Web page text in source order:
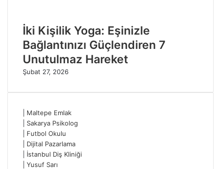
İki Kişilik Yoga: Eşinizle
Bağlantınızı Güçlendiren 7
Unutulmaz Hareket
Şubat 27, 2026
Maltepe Emlak
Sakarya Psikolog
Futbol Okulu
Dijital Pazarlama
İstanbul Diş Kliniği
Yusuf Sarı